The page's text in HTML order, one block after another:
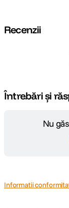
Recenzii
Întrebări și
Nu
Informatii